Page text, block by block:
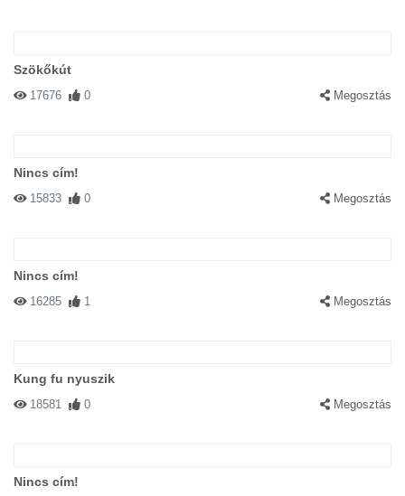
Szökőkút
17676 0 Megosztás
Nincs cím!
15833 0 Megosztás
Nincs cím!
16285 1 Megosztás
Kung fu nyuszik
18581 0 Megosztás
Nincs cím!